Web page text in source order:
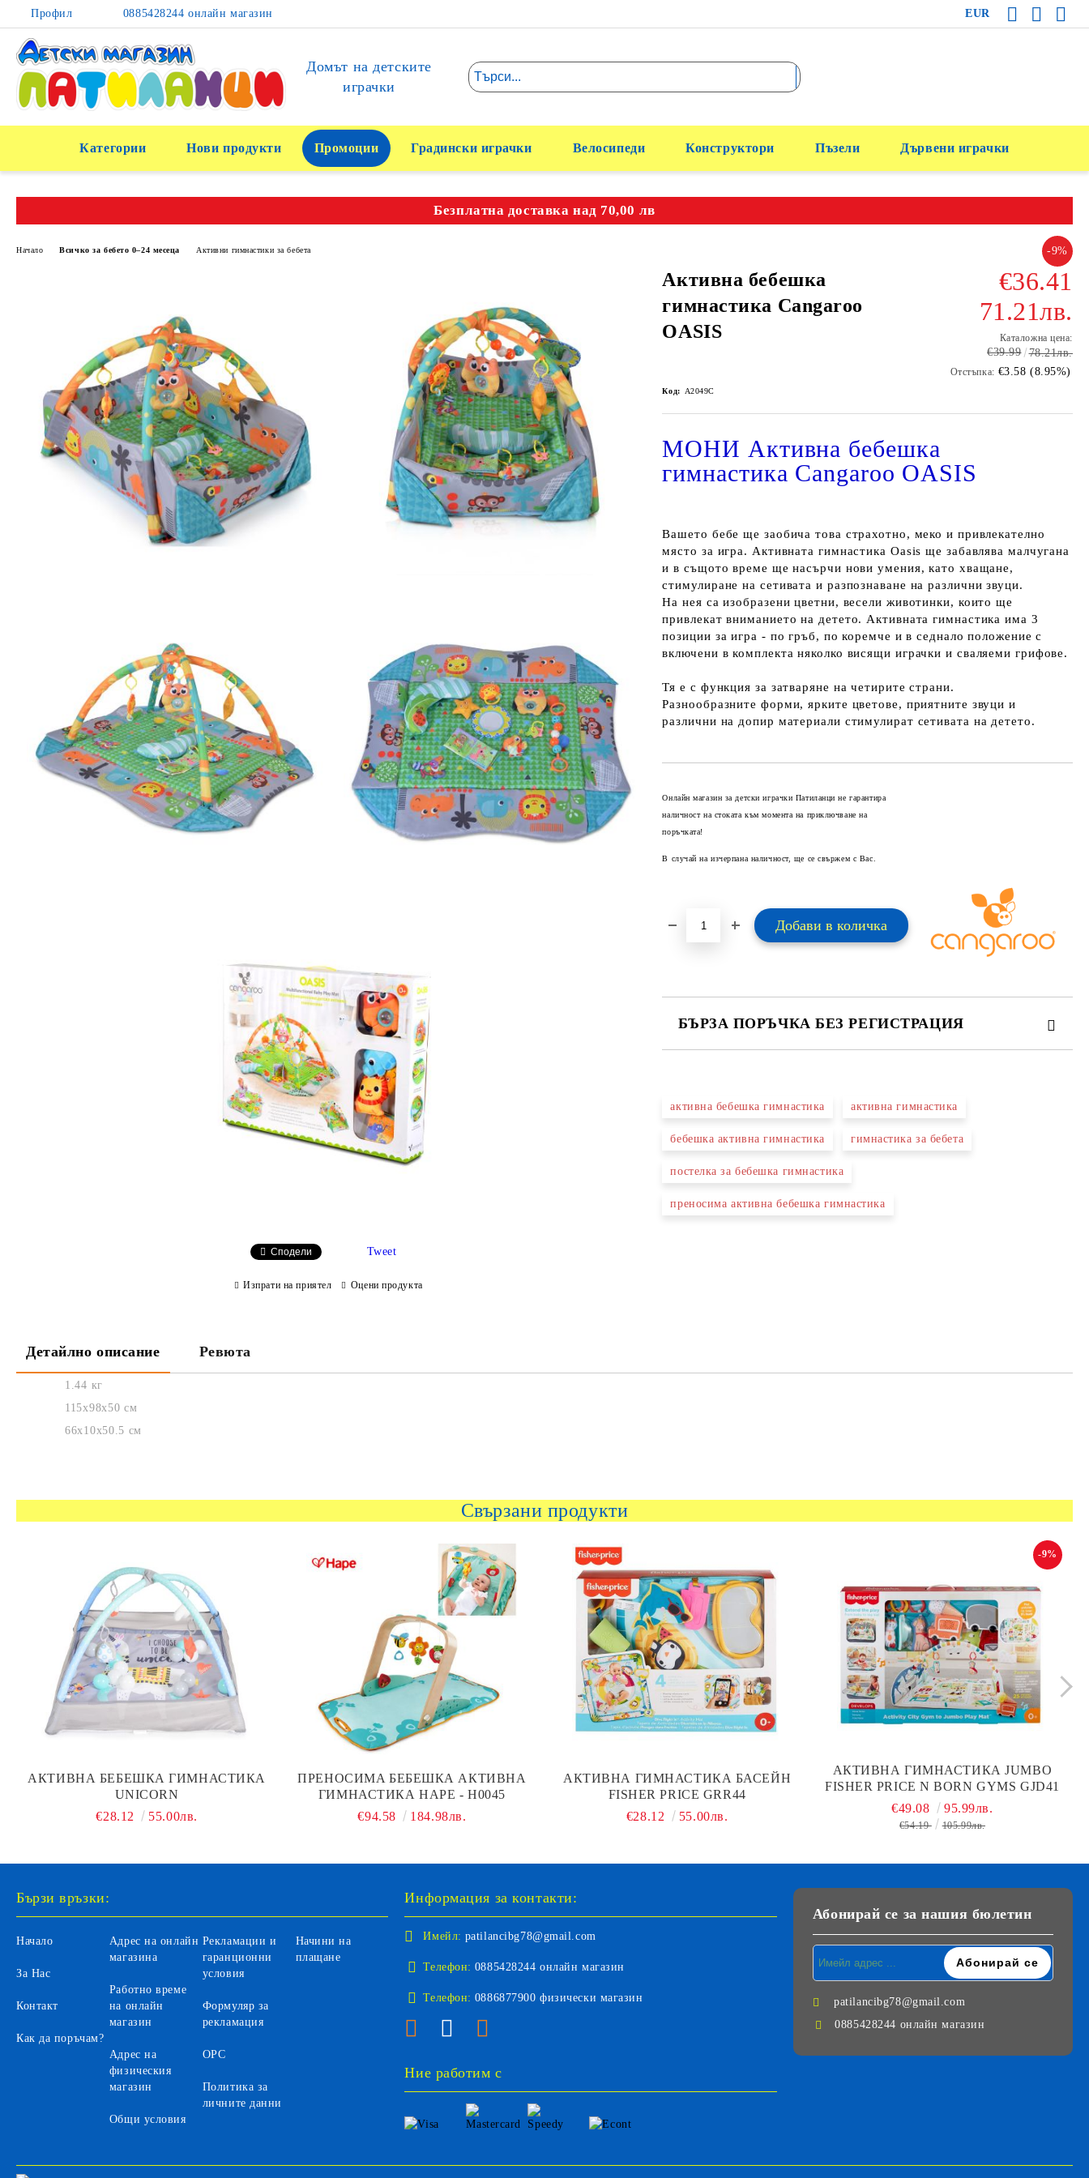
Профил 0885428244 онлайн магазин EUR
Домът на детските
играчки
Категории Нови продукти Промоции Градински играчки Велосипеди Конструктори Пъзели Дървени играчки
Безплатна доставка над 70,00 лв
Начало Всичко за бебето 0–24 месеца Активни гимнастики за бебета
Активна бебешка
гимнастика Cangaroo
OASIS
-9%
€36.41
71.21лв.
Каталожна цена:
€39.99 78.21лв.
Отстъпка: €3.58 (8.95%)
Код: A2049C
МОНИ Активна бебешка
гимнастика Cangaroo OASIS
Вашето бебе ще заобича това страхотно, меко и привлекателно
място за игра. Активната гимнастика Oasis ще забавлява малчугана
и в същото време ще насърчи нови умения, като хващане,
стимулиране на сетивата и разпознаване на различни звуци.
На нея са изобразени цветни, весели животинки, които ще
привлекат вниманието на детето. Активната гимнастика има 3
позиции за игра - по гръб, по коремче и в седнало положение с
включени в комплекта няколко висящи играчки и сваляеми грифове.
Тя е с функция за затваряне на четирите страни.
Разнообразните форми, ярките цветове, приятните звуци и
различни на допир материали стимулират сетивата на детето.
Онлайн магазин за детски играчки Патиланци не гарантира
наличност на стоката към момента на приключване на
поръчката!
В случай на изчерпана наличност, ще се свържем с Вас.
БЪРЗА ПОРЪЧКА БЕЗ РЕГИСТРАЦИЯ
активна бебешка гимнастика активна гимнастика
бебешка активна гимнастика гимнастика за бебета
постелка за бебешка гимнастика
преносима активна бебешка гимнастика
Сподели Tweet
Изпрати на приятел Оцени продукта
Детайлно описание Ревюта
1.44 кг
115x98x50 см
66x10x50.5 см
Свързани продукти
АКТИВНА БЕБЕШКА ГИМНАСТИКА
UNICORN
€28.12
55.00лв.
ПРЕНОСИМA БЕБЕШКА АКТИВНА
ГИМНАСТИКА HAPE - H0045
€94.58
184.98лв.
АКТИВНА ГИМНАСТИКА БАСЕЙН
FISHER PRICE GRR44
€28.12
55.00лв.
АКТИВНА ГИМНАСТИКА JUMBO
FISHER PRICE N BORN GYMS GJD41
-9%
€49.08 95.99лв.
€54.19 105.99лв.
Бързи връзки:
Начало
За Нас
Контакт
Как да поръчам?
Адрес на онлайн
магазина
Работно време
на онлайн
магазин
Адрес на
физическия
магазин
Общи условия
Рекламации и
гаранционни
условия
Формуляр за
рекламация
ОРС
Политика за
личните данни
Начини на
плащане
Информация за контакти:
Имейл: patilancibg78@gmail.com
Телефон: 0885428244 онлайн магазин
Телефон: 0886877900 физически магазин
Ние работим с
Абонирай се за нашия бюлетин
patilancibg78@gmail.com
0885428244 онлайн магазин